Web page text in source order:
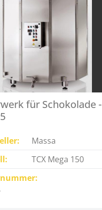
für Schokolade -
Massa
TCX Mega 150